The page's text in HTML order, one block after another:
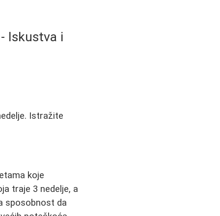
Iskustva i
Istražite
koje
traje 3 nedelje, a
sposobnost da